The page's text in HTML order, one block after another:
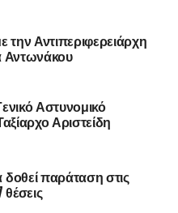
Αντιπεριφερειάρχη
Αντωνάκου
Αστυνομικό
Αριστείδη
παράταση στις
θέσεις